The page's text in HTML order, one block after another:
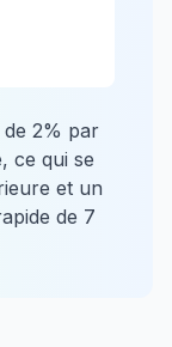
2% par
ce qui se
et un
de 7